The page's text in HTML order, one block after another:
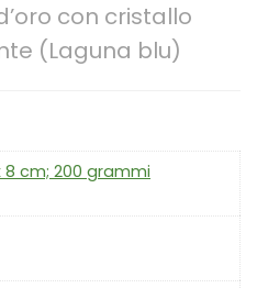
con cristallo
(Laguna blu)
8 cm; 200 grammi